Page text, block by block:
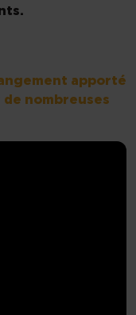
apporté
nombreuses